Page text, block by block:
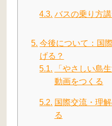
バスの乗り方
今後について：国
げる？
「やさしい島
動画をつくる
国際交流・理
る